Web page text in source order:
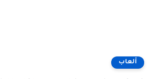
ألعاب